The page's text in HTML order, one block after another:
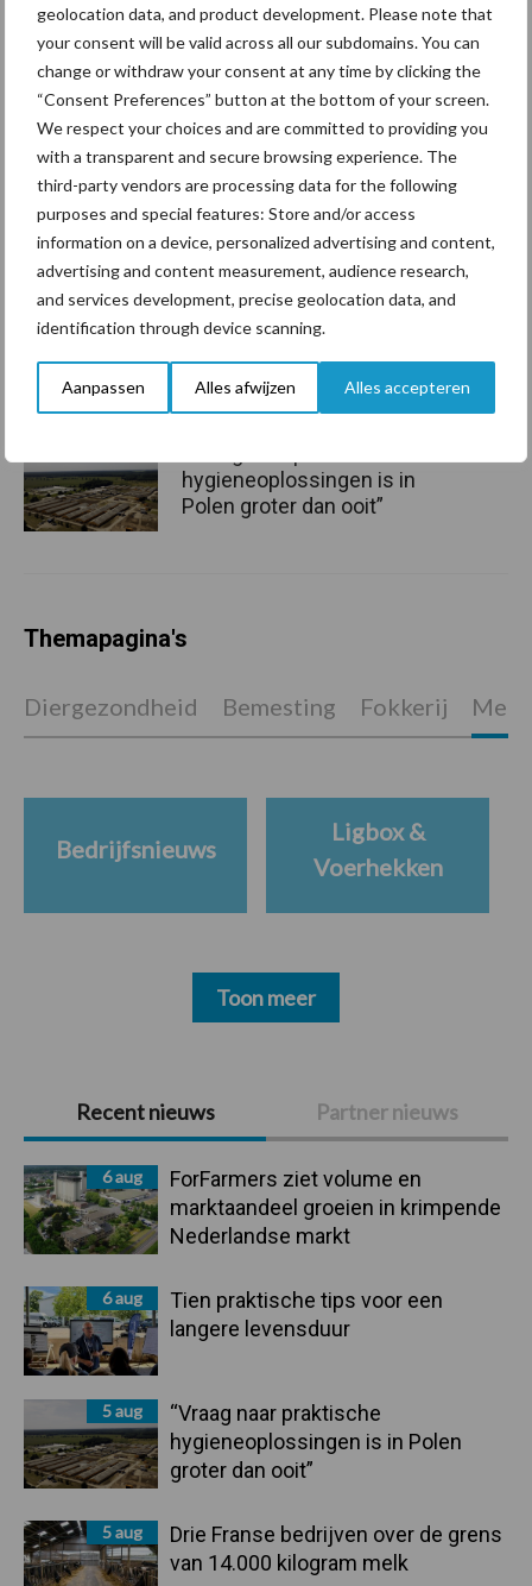
geolocation data, and product development. Please note that
your consent will be valid across all our subdomains. You can
change or withdraw your consent at any time by clicking the
“Consent Preferences” button at the bottom of your screen.
We respect your choices and are committed to providing you
with a transparent and secure browsing experience. The
third-party vendors are processing data for the following
purposes and special features: Store and/or access
information on a device, personalized advertising and content,
advertising and content measurement, audience research,
and services development, precise geolocation data, and
identification through device scanning.
Aanpassen Alles afwijzen Alles accepteren
Bron: ABN AMRO
Primaire
Sidebar
Recent nieuws Partner nieuws
6 aug
ForFarmers ziet volume en
marktaandeel groeien in krimpende
Nederlandse markt
6 aug
Tien praktische tips voor een
langere levensduur
5 aug
“Vraag naar praktische
hygieneoplossingen is in Polen
groter dan ooit”
5 aug
Drie Franse bedrijven over de grens
van 14.000 kilogram melk
Aanbevolen voor jou!
ForFarmers ziet volume en
marktaandeel groeien in
krimpende Nederlandse
markt
Tien praktische tips voor
een langere levensduur
hygieneoplossingen is in
Polen groter dan ooit”
Themapagina's
Diergezondheid Bemesting Fokkerij
Bedrijfsnieuws
Ligbox &
Voerhekken
Toon meer